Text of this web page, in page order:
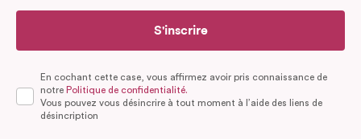
S'inscrire
En cochant cette case, vous affirmez avoir pris connaissance de
notre Politique de confidentialité.
Vous pouvez vous désincrire à tout moment à l’aide des liens de
désincription